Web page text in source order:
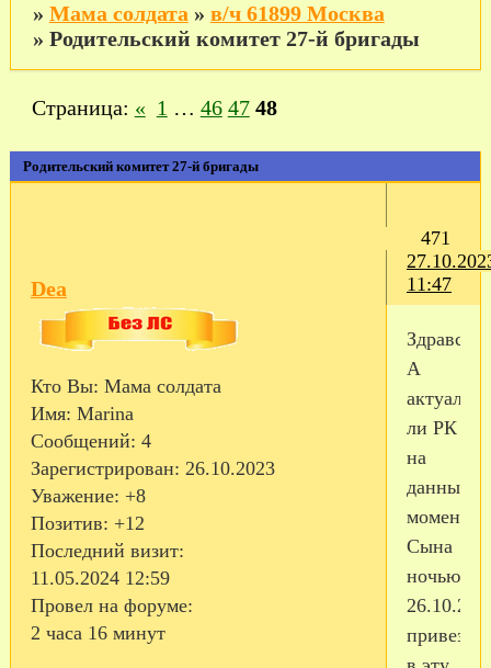
» Мама солдата » в/ч 61899 Москва
» Родительский комитет 27-й бригады
Родительский комитет 27-й бригады
Страница: « 1 … 46 47 48
471
11:47
Dea
Кто Вы: Мама солдата
Имя: Marina
Сообщений: 4
Зарегистрирован: 26.10.2023
Уважение: +8
Позитив: +12
Последний визит:
11.05.2024 12:59
Провел на форуме:
2 часа 16 минут
А
актуален
ли РК
на
данный
момент?.
Сына
ночью
26.10.23
привезли